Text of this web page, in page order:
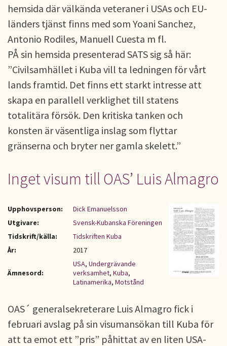
hemsida där välkända veteraner i USAs och EU-
länders tjänst finns med som Yoani Sanchez,
Antonio Rodiles, Manuell Cuesta m fl.
PÅ sin hemsida presenterad SATS sig så här:
”Civilsamhället i Kuba vill ta ledningen för vårt
lands framtid. Det finns ett starkt intresse att
skapa en parallell verklighet till statens
totalitära försök. Den kritiska tanken och
konsten är väsentliga inslag som flyttar
gränserna och bryter ner gamla skelett.”
Inget visum till OAS’ Luis Almagro
Upphovsperson:
Dick Emanuelsson
Utgivare:
Svensk-Kubanska Föreningen
Tidskrift/källa:
Tidskriften Kuba
År:
2017
Ämnesord:
USA, Undergrävande
verksamhet, Kuba,
Latinamerika, Motstånd
OAS´ generalsekreterare Luis Almagro fick i
februari avslag på sin visumansökan till Kuba för
att ta emot ett ”pris” påhittat av en liten USA-